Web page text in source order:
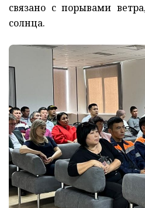
связано с порывами
солнца.